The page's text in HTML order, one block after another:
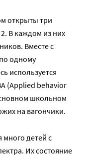
открыты три
В каждом из них
Вместе с
одному
используется
(Applied behavior
школьном
на вагончики.
много детей с
Их состояние